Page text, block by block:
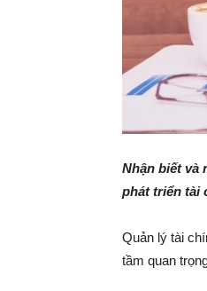
Nhận biết và
phát triển tài
Quản lý tài
tầm quan